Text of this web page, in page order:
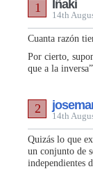
Iñaki
14th
1
Cuanta razón
Por cierto,
que a la
14th
2
Quizás lo que
un conjunto de
independientes